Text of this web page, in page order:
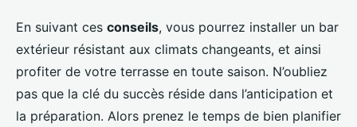
En suivant ces conseils, vous pourrez installer un bar
extérieur résistant aux climats changeants, et ainsi
profiter de votre terrasse en toute saison. N’oubliez
pas que la clé du succès réside dans l’anticipation et
la préparation. Alors prenez le temps de bien planifier